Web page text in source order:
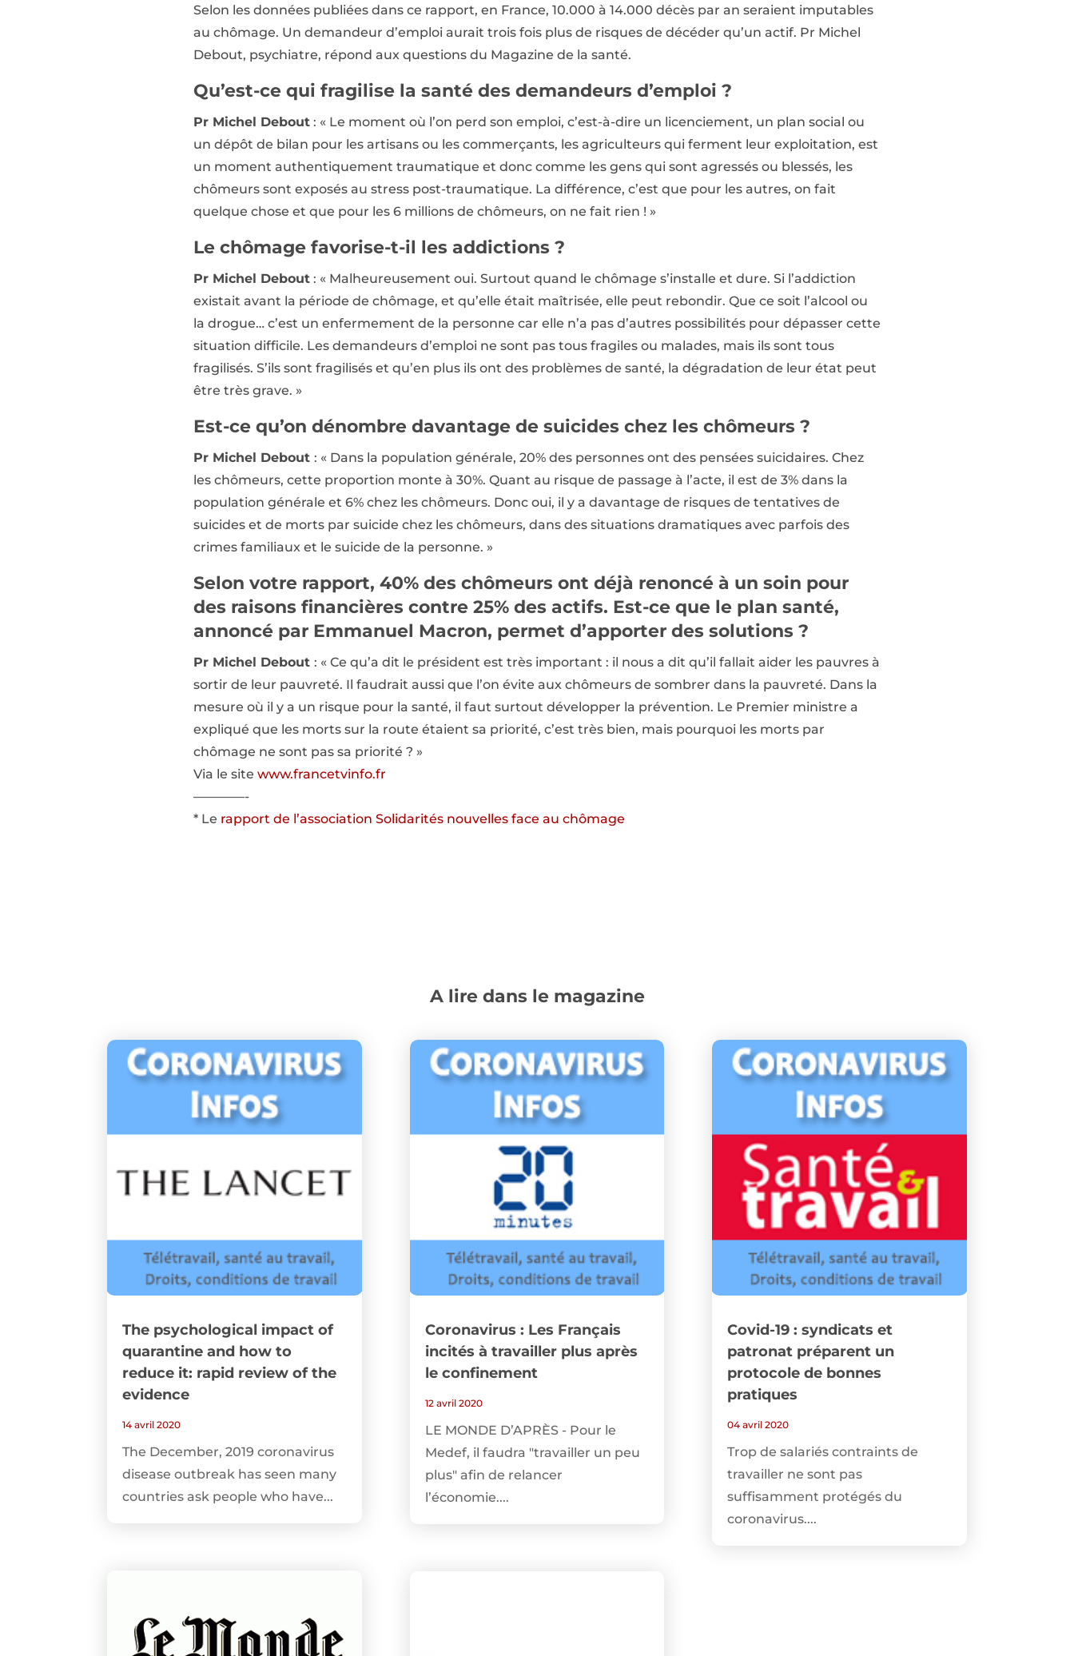
Selon les données publiées dans ce rapport, en France, 10.000 à 14.000 décès par an seraient imputables
au chômage. Un demandeur d’emploi aurait trois fois plus de risques de décéder qu’un actif. Pr Michel
Debout, psychiatre, répond aux questions du Magazine de la santé.
Qu’est-ce qui fragilise la santé des demandeurs d’emploi ?
Pr Michel Debout: « Le moment où l’on perd son emploi, c’est-à-dire un licenciement, un plan social ou
un dépôt de bilan pour les artisans ou les commerçants, les agriculteurs qui ferment leur exploitation, est
un moment authentiquement traumatique et donc comme les gens qui sont agressés ou blessés, les
chômeurs sont exposés au stress post-traumatique. La différence, c’est que pour les autres, on fait
quelque chose et que pour les 6 millions de chômeurs, on ne fait rien ! »
Le chômage favorise-t-il les addictions ?
Pr Michel Debout: « Malheureusement oui. Surtout quand le chômage s’installe et dure. Si l’addiction
existait avant la période de chômage, et qu’elle était maîtrisée, elle peut rebondir. Que ce soit l’alcool ou
la drogue… c’est un enfermement de la personne car elle n’a pas d’autres possibilités pour dépasser cette
situation difficile. Les demandeurs d’emploi ne sont pas tous fragiles ou malades, mais ils sont tous
fragilisés. S’ils sont fragilisés et qu’en plus ils ont des problèmes de santé, la dégradation de leur état peut
être très grave. »
Est-ce qu’on dénombre davantage de suicides chez les chômeurs ?
Pr Michel Debout : « Dans la population générale, 20% des personnes ont des pensées suicidaires. Chez
les chômeurs, cette proportion monte à 30%. Quant au risque de passage à l’acte, il est de 3% dans la
population générale et 6% chez les chômeurs. Donc oui, il y a davantage de risques de tentatives de
suicides et de morts par suicide chez les chômeurs, dans des situations dramatiques avec parfois des
crimes familiaux et le suicide de la personne. »
Selon votre rapport, 40% des chômeurs ont déjà renoncé à un soin pour
des raisons financières contre 25% des actifs. Est-ce que le plan santé,
annoncé par Emmanuel Macron, permet d’apporter des solutions ?
Pr Michel Debout : « Ce qu’a dit le président est très important : il nous a dit qu’il fallait aider les pauvres à
sortir de leur pauvreté. Il faudrait aussi que l’on évite aux chômeurs de sombrer dans la pauvreté. Dans la
mesure où il y a un risque pour la santé, il faut surtout développer la prévention. Le Premier ministre a
expliqué que les morts sur la route étaient sa priorité, c’est très bien, mais pourquoi les morts par
chômage ne sont pas sa priorité ? »
Via le site www.francetvinfo.fr
————-
* Le rapport de l’association Solidarités nouvelles face au chômage
A lire dans le magazine
The psychological impact of
quarantine and how to
reduce it: rapid review of the
evidence
14 avril 2020
The December, 2019 coronavirus
disease outbreak has seen many
countries ask people who have...
Coronavirus : Les Français
incités à travailler plus après
le confinement
12 avril 2020
LE MONDE D’APRÈS - Pour le
Medef, il faudra "travailler un peu
plus" afin de relancer
l’économie....
Covid-19 : syndicats et
patronat préparent un
protocole de bonnes
pratiques
04 avril 2020
Trop de salariés contraints de
travailler ne sont pas
suffisamment protégés du
coronavirus....